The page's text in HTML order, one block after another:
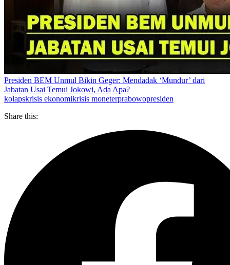
Presiden BEM Unmul Bikin Geger: Mendadak ‘Mundur’ dari
Jabatan Usai Temui Jokowi, Ada Apa?
kolapskrisis ekonomikrisis moneterprabowopresiden
Share this: